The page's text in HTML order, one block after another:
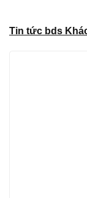
Tin tức bds